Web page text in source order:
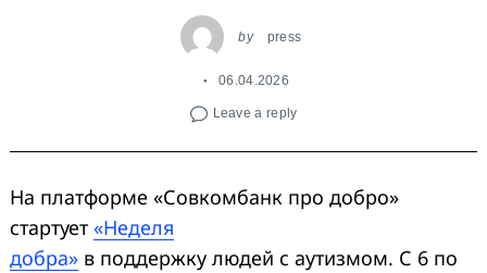
by press
06.04.2026
Leave a reply
На платформе «Совкомбанк про добро»
стартует «Неделя
добра» в поддержку людей с аутизмом. С 6 по